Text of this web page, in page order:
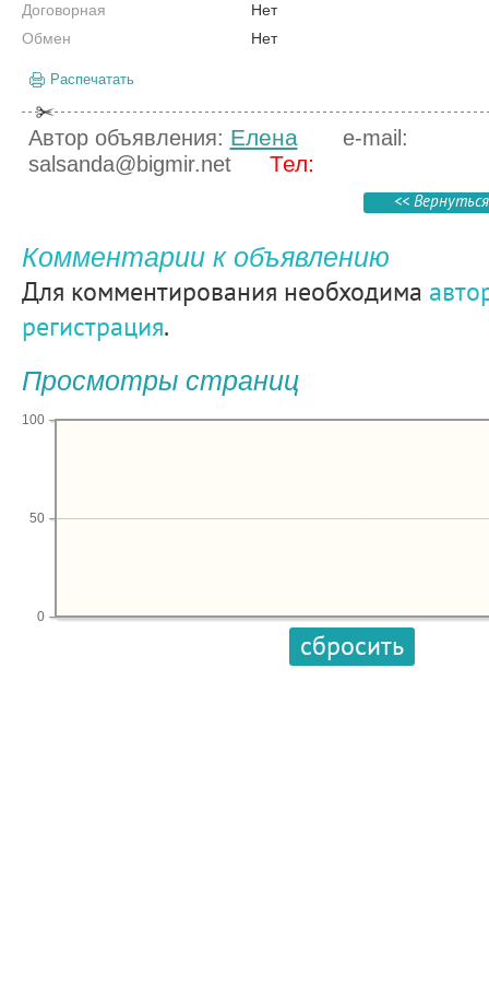
Договорная
Нет
Обмен
Нет
Распечатать
Автор объявления: Елена
e-mail:
salsanda@bigmir.net
Тел:
<<
Комментарии к объявлению
Для комментирования необходима
регистрация.
Просмотры страниц
0
50
100
сбросить